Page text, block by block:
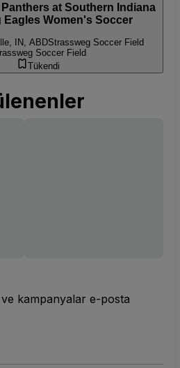
at Southern Indiana
Eagles Women's Soccer
IN, ABDStrassweg Soccer Field
Soccer Field
Tükendi
kampanyalar e-posta